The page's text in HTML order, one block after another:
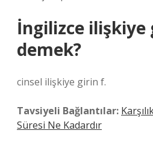
İngilizce ilişkiye
demek?
cinsel ilişkiye girin f.
Tavsiyeli Bağlantılar:
Süresi Ne Kadardır